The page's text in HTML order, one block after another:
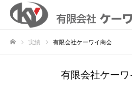
実績 有限会社ケーワイ商会
有限会社ケーワ